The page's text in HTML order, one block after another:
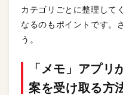
カテゴリごとに整理して
なるのもポイントです。
う。
「メモ」アプリ
案を受け取る方